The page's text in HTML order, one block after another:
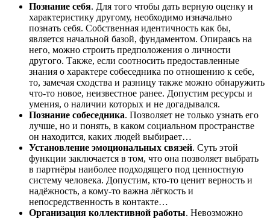
Познание себя. Для того чтобы дать верную оценку и
характеристику другому, необходимо изначально
познать себя. Собственная идентичность как бы,
является начальной базой, фундаментом. Опираясь на
него, можно строить предположения о личности
другого. Также, если соотносить предоставленные
знания о характере собеседника по отношению к себе,
то, замечая сходства и разницу также можно обнаружить
что-то новое, неизвестное ранее. Допустим ресурсы и
умения, о наличии которых и не догадывался.
Познание собеседника. Позволяет не только узнать его
лучше, но и понять, в каком социальном пространстве
он находится, каких людей выбирает…
Установление эмоциональных связей. Суть этой
функции заключается в том, что она позволяет выбрать
в партнёры наиболее подходящего под ценностную
систему человека. Допустим, кто-то ценит верность и
надёжность, а кому-то важна лёгкость и
непосредственность в контакте…
Организация коллективной работы. Невозможно